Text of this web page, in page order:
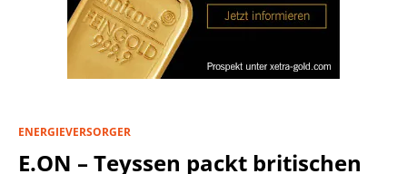
ENERGIEVERSORGER
E.ON – Teyssen packt britischen